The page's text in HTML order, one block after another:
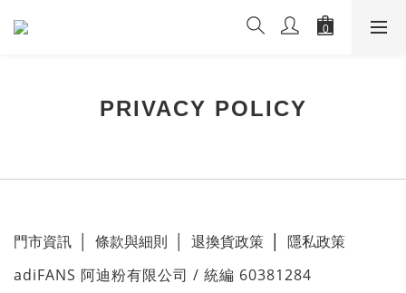
PRIVACY POLICY
門市資訊 條款與細則 退換貨政策 隱私政策
adiFANS 阿迪粉有限公司 / 統編 60381284